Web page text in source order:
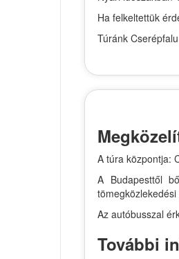
Ha felkeltettük
Túránk
A túra központja:
A Budapesttől
Az autóbusszal
További